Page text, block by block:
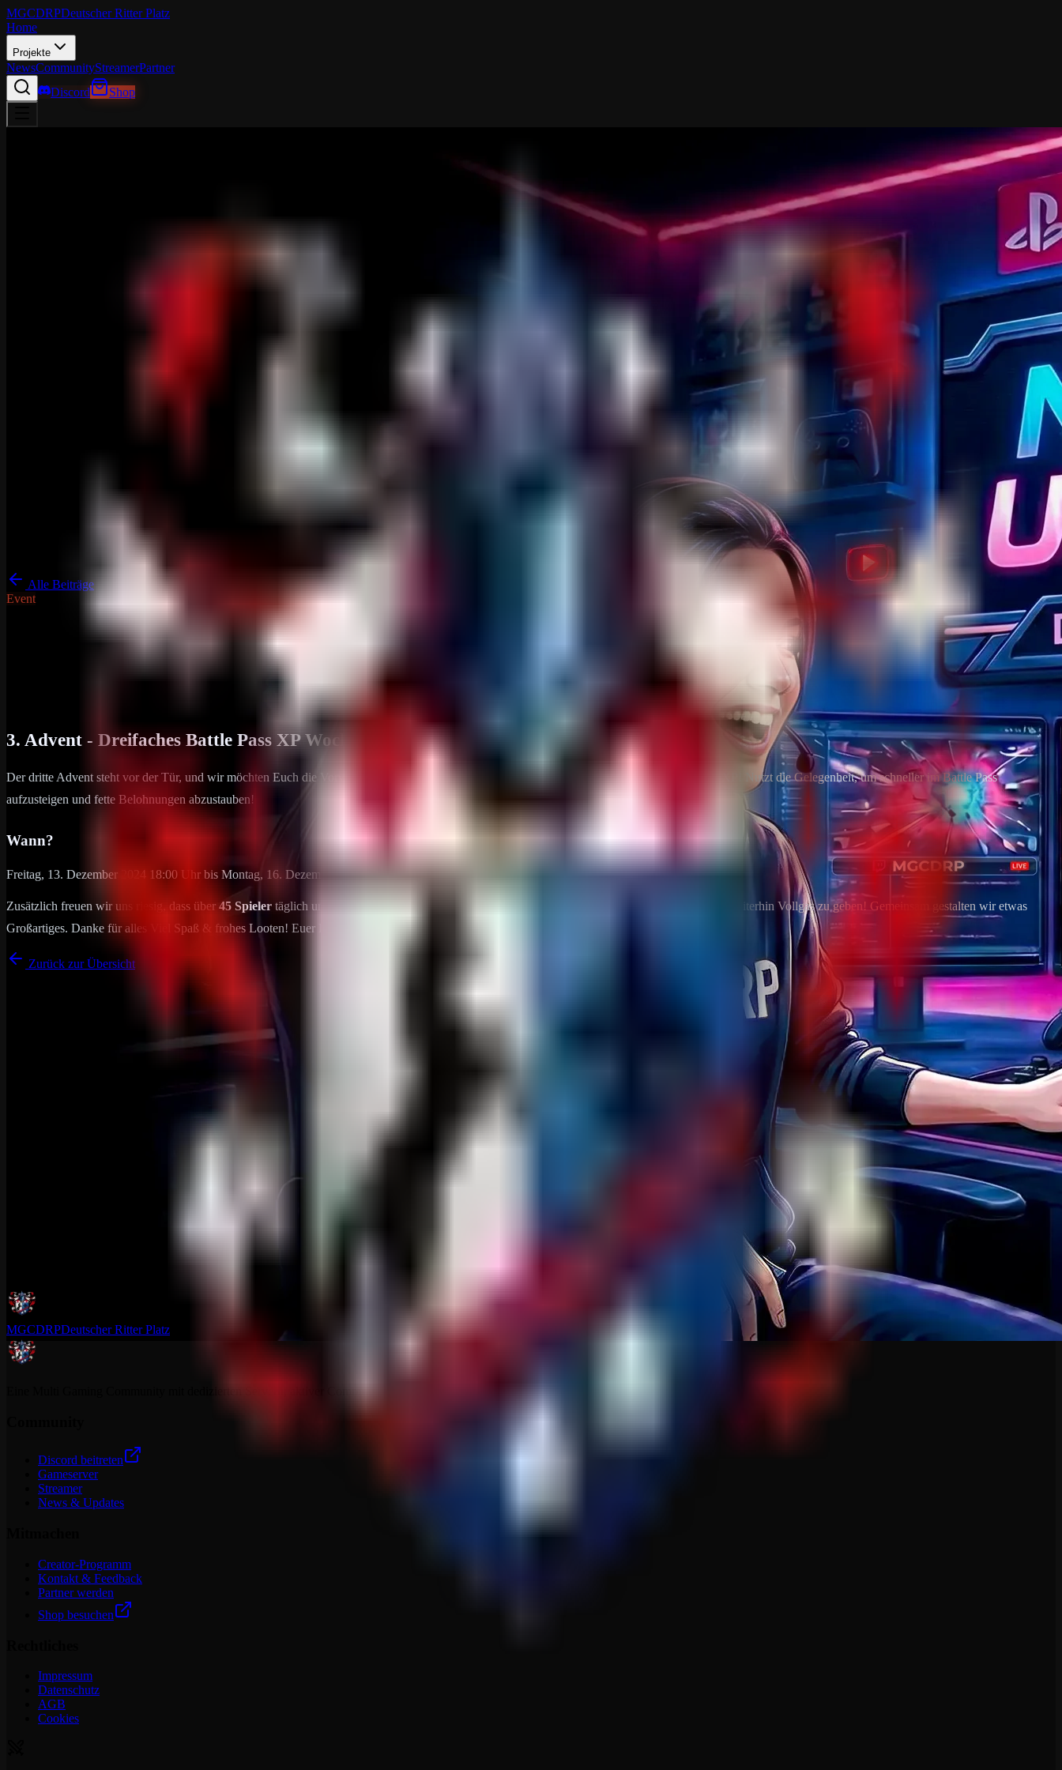
MGCDRPDeutscher Ritter Platz
Home
Projekte
NewsCommunityStreamerPartner
Discord
Shop
Alle Beiträge
Event
Rust
3. Advent - Dreifaches Battle Pass XP Wochenende
3. Advent - Dreifaches Battle Pass XP Wochenende!
Der dritte Advent steht vor der Tür, und wir möchten Euch die Vorweihnachtszeit versüßen! Deshalb gibt es dieses Wochenende x3 Battle Pass XP! Nutzt die Gelegenheit, um schneller im Battle Pass
aufzusteigen und fette Belohnungen abzustauben!
Wann?
Freitag, 13. Dezember 2024 18:00 Uhr bis Montag, 16. Dezember 2024 00:00 Uhr
Zusätzlich freuen wir uns riesig, dass über 45 Spieler täglich unsere überarbeitete Version von DRP genießen. Eure Unterstützung motiviert uns, weiterhin Vollgas zu geben! Gemeinsam gestalten wir etwas
Großartiges. Danke für alles Viel Spaß & frohes Looten! Euer DRP-Team
Zurück zur Übersicht
MGCDRPDeutscher Ritter Platz
Eine Multi Gaming Community mit dedizierten Servern, aktiver Community und einem Projekt, das sich stetig seit 2021 weiterentwickelt.
Discord beitreten
Gameserver
Streamer
News & Updates
Creator-Programm
Kontakt & Feedback
Partner werden
Shop besuchen
Impressum
Datenschutz
AGB
Cookies